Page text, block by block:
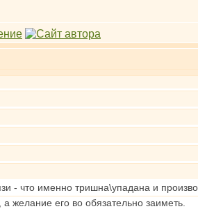
- что именно тришна\упадана и
желание его во обязательно заиметь.